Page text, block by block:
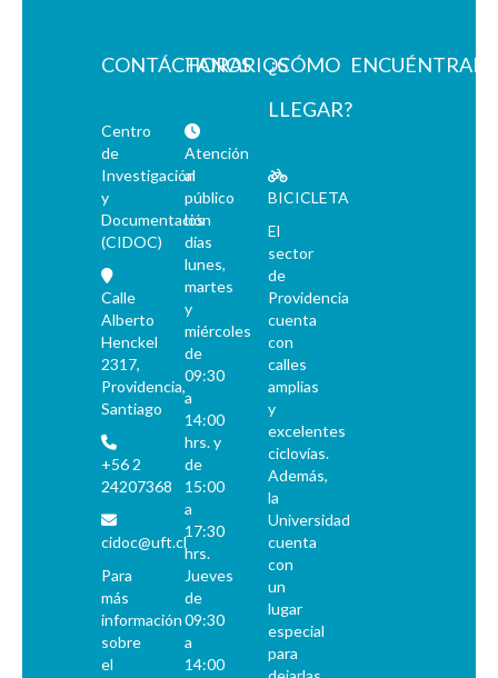
CONTÁCTANOS
Centro
de
Investigación
y
Documentación
(CIDOC)
Calle
Alberto
Henckel
2317,
Providencia,
Santiago
+56 2
24207368
cidoc@uft.cl
Para
más
información
sobre
el
HORARIOS
Atención
al
público
los
días
lunes,
martes
y
miércoles
de
09:30
a
14:00
hrs. y
de
15:00
a
17:30
hrs.
Jueves
de
09:30
a
14:00
¿CÓMO
LLEGAR?
BICICLETA
El
sector
de
Providencia
cuenta
con
calles
amplias
y
excelentes
ciclovías.
Además,
la
Universidad
cuenta
con
un
lugar
especial
para